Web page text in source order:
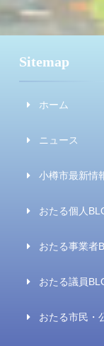
Sitemap
ホーム
ニュース
小樽市最新情
おたる個人
おたる事業者
おたる議員
おたる市民・